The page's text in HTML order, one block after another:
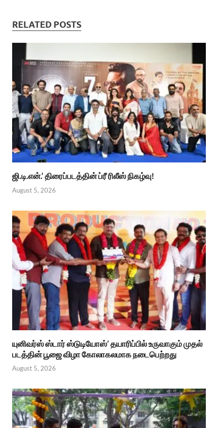
RELATED POSTS
ஜி.டி.என்.’ திரைப்படத்தின் ப்ரீ ரிலீஸ் நிகழ்வு!
August 5, 2026
யுனிவர்ஸ் ஸ்டார் ஸ்டுடியோஸ்’ தயாரிப்பில் உருவாகும் முதல்
படத்தின் பூஜை விழா கோலாகலமாக நடைபெற்றது
August 5, 2026